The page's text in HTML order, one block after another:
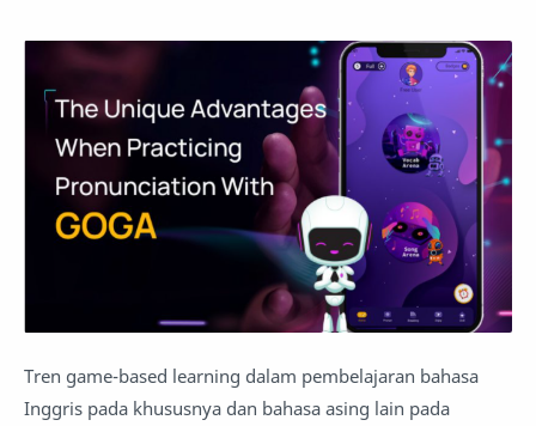
Tren game-based learning dalam pembelajaran bahasa
Inggris pada khususnya dan bahasa asing lain pada